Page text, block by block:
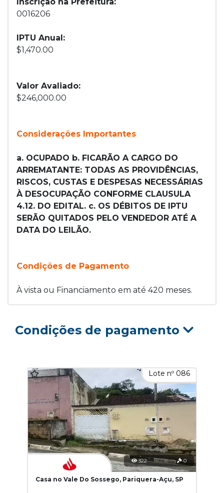
0016206
IPTU Anual:
$1,470.00
Valor Avaliado:
$246,000.00
Considerações Importantes
a. OCUPADO b. FICARÃO A CARGO DO
ARREMATANTE: TODAS AS PROVIDÊNCIAS,
RISCOS, CUSTAS E DESPESAS NECESSÁRIAS
À DESOCUPAÇÃO CONFORME CLAUSULA
4.12. DO EDITAL. c. OS DÉBITOS DE IPTU
SERÃO QUITADOS PELO VENDEDOR ATÉ A
DATA DO LEILÃO.
Condições de Pagamento
À vista ou Financiamento em até 420 meses.
Condições de pagamento
Lote nº 086
322 0
Casa no Vale Do Sossego, Pariquera-Açu, SP